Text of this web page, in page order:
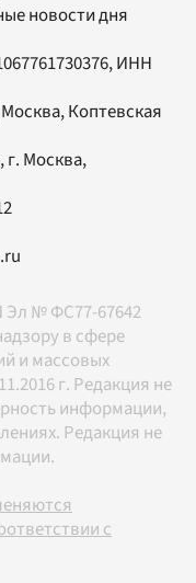
новости дня
ИНН
Коптевская
, г. Москва,
Эл № ФС77-67642
в сфере
и массовых
г. Редакция не
информации,
Редакция не
с